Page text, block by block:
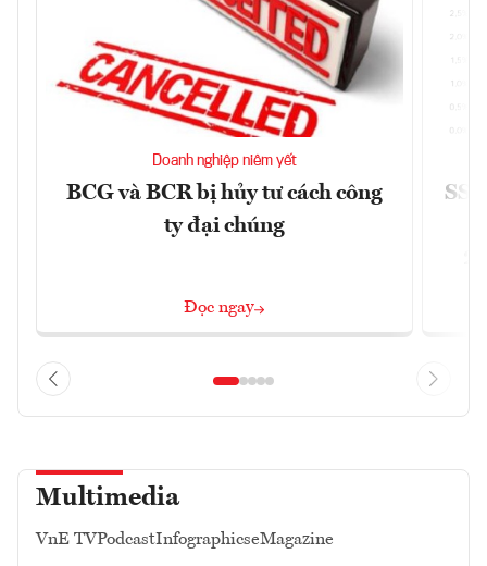
Doanh nghiệp niêm yết
BCG và BCR bị hủy tư cách công
ty đại chúng
Đọc ngay
SSI
Multimedia
VnE TVPodcastInfographicseMagazine